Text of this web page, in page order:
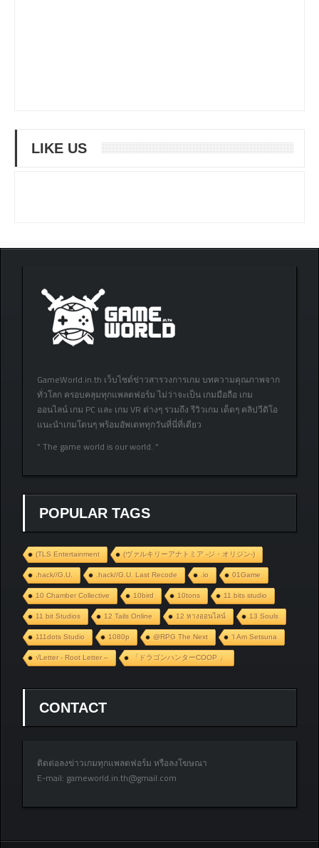
LIKE US
GameWorld.in.th เว็บไซต์ข่าวสารวงการเกม บทความคุณภาพจาก
ทั่วโลก ครอบคลุมทุกแพลตฟอร์ม ไม่ว่าจะเป็น เกมมือถือ เกม
ออนไลน์ เกม PC และ เกม VR ต่างๆ รวมถึง รีวิวเกม เด็ดๆ คลิปวีดิโอ
แนะนำเกมโดนๆ พร้อมอัพเดททุกวันที่นี่ที่เดียว
” The game world is our world. “
POPULAR TAGS
(TLS Entertainment (ヴァルキリーアナトミア ‐ジ・オリジン‐)
.hack//G.U. .hack//G.U. Last Recode .io 01Game
10 Chamber Collective 10bird 10tons 11 bits studio
11 bit Studios 12 Tails Online 12 หางออนไลน์ 13 Souls
111dots Studio 1080p @RPG The Next ‘I Am Setsuna
√Letter - Root Letter – 「ドラゴンハンターCOOP 」
CONTACT
ติดต่อลงข่าวเกมทุกแพลตฟอร์ม หรือลงโฆษณา
E-mail: gameworld.in.th@gmail.com